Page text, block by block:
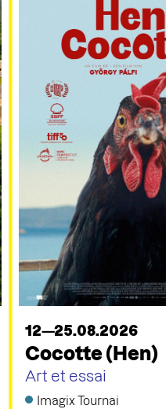
12—25.08.2026
Cocotte (Hen)
Art et essai
Imagix Tournai